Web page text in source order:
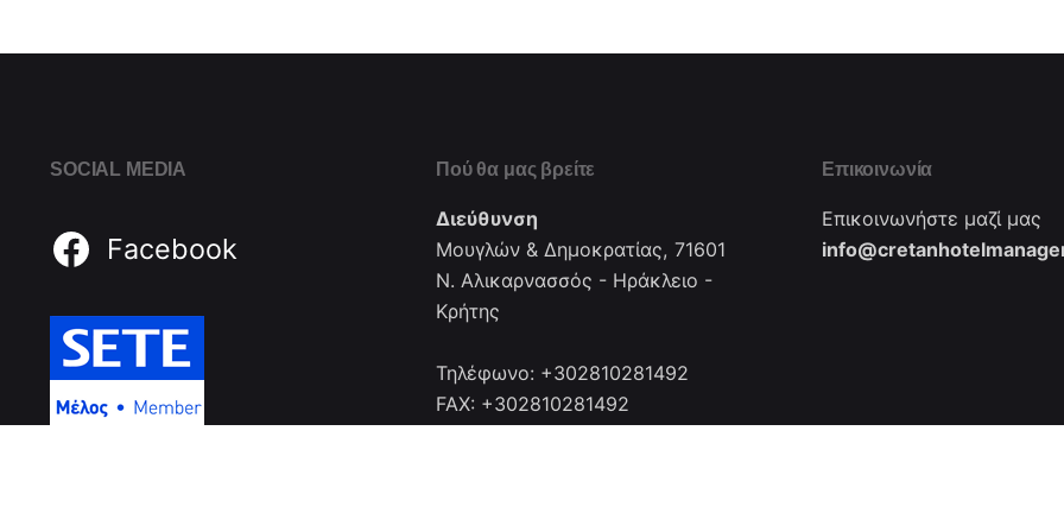
SOCIAL MEDIA
Facebook
Πού θα μας βρείτε
Διεύθυνση
Μουγλών & Δημοκρατίας, 71601
Ν. Αλικαρνασσός - Ηράκλειο -
Κρήτης
Τηλέφωνο: +302810281492
FAX: +302810281492
Επικοινωνία
Επικοινωνήστε μαζί μας